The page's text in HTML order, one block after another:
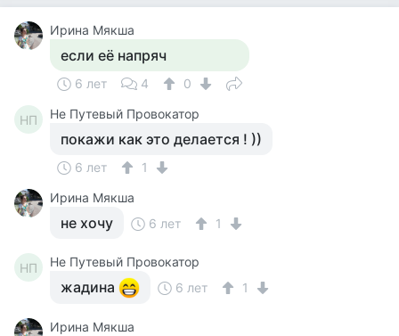
Ирина Мякша
если её напряч
6 лет 4 0
НП Не Путевый Провокатор
покажи как это делается ! ))
6 лет
1
Ирина Мякша
не хочу 6 лет 1
НП Не Путевый Провокатор
жадина 6 лет 1
Ирина Мякша